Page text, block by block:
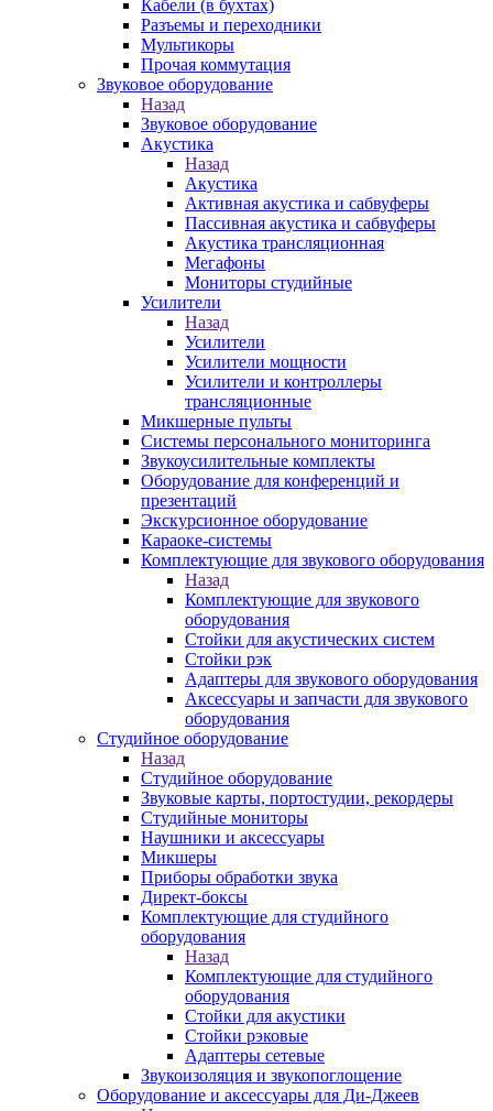
Кабели (в бухтах)
Разъемы и переходники
Мультикоры
Прочая коммутация
Звуковое оборудование
Назад
Звуковое оборудование
Акустика
Назад
Акустика
Активная акустика и сабвуферы
Пассивная акустика и сабвуферы
Акустика трансляционная
Мегафоны
Мониторы студийные
Усилители
Назад
Усилители
Усилители мощности
Усилители и контроллеры
трансляционные
Микшерные пульты
Системы персонального мониторинга
Звукоусилительные комплекты
Оборудование для конференций и
презентаций
Экскурсионное оборудование
Караоке-системы
Комплектующие для звукового оборудования
Назад
Комплектующие для звукового
оборудования
Стойки для акустических систем
Стойки рэк
Адаптеры для звукового оборудования
Аксессуары и запчасти для звукового
оборудования
Студийное оборудование
Назад
Студийное оборудование
Звуковые карты, портостудии, рекордеры
Студийные мониторы
Наушники и аксессуары
Микшеры
Приборы обработки звука
Директ-боксы
Комплектующие для студийного
оборудования
Назад
Комплектующие для студийного
оборудования
Стойки для акустики
Стойки рэковые
Адаптеры сетевые
Звукоизоляция и звукопоглощение
Оборудование и аксессуары для Ди-Джеев